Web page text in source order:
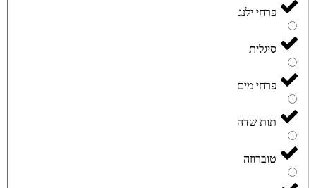
פרחי ילנג
סיגלית
פרחי מים
תות שדה
טוברוזה